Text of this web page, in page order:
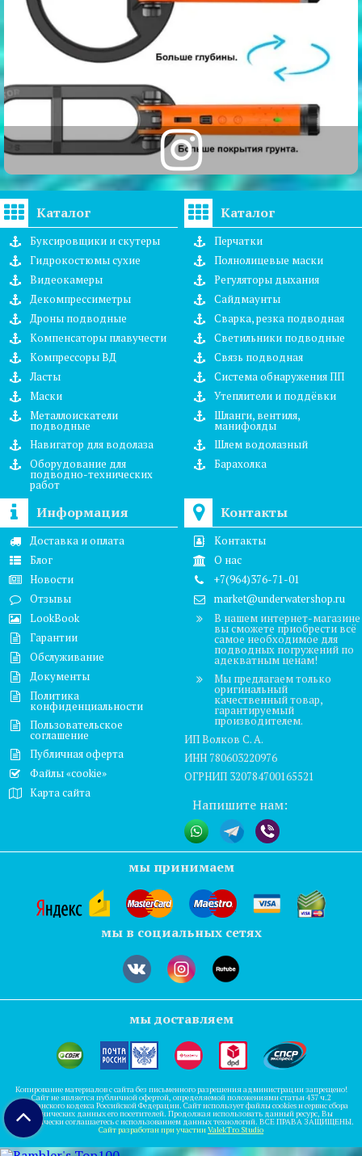
Каталог
Буксировщики и скутеры
Гидрокостюмы сухие
Видеокамеры
Декомпрессиметры
Дроны подводные
Компенсаторы плавучести
Компрессоры ВД
Ласты
Маски
Металлоискатели
подводные
Навигатор для водолаза
Оборудование для
подводно-технических
работ
Каталог
Перчатки
Полнолицевые маски
Регуляторы дыхания
Сайдмаунты
Сварка, резка подводная
Светильники подводные
Связь подводная
Система обнаружения ПП
Утеплители и поддёвки
Шланги, вентиля,
манифолды
Шлем водолазный
Барахолка
Информация
Доставка и оплата
Блог
Новости
Отзывы
LookBook
Гарантии
Обслуживание
Документы
Политика
конфиденциальности
Пользовательское
соглашение
Публичная оферта
Файлы «cookie»
Карта сайта
Контакты
Контакты
О нас
+7(964)376-71-01
market@underwatershop.ru
В нашем интернет-магазине
вы сможете приобрести всё
самое необходимое для
подводных погружений по
адекватным ценам!
Мы предлагаем только
оригинальный
качественный товар,
гарантируемый
производителем.
ИП Волков С. А.
ИНН 780603220976
ОГРНИП 320784700165521
Напишите нам:
мы принимаем
мы в социальных сетях
мы доставляем
Копирование материалов с сайта без письменного разрешения администрации запрещено!
Сайт не является публичной офертой, определяемой положениями статьи 437 ч.2
гражданского кодекса Российской Федерации. Сайт использует файлы cookies и сервис сбора
технических данных его посетителей. Продолжая использовать данный ресурс, Вы
автоматически соглашаетесь с использованием данных технологий. ВСЕ ПРАВА ЗАЩИЩЕНЫ.
Сайт разработан при участииValekTro Studio